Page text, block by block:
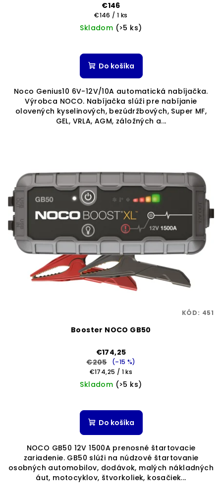
€146
Jednotková
cena:
€146 / 1 ks
Skladom (>5 ks)
Do košíka
Noco Genius10 6V-12V/10A automatická nabíjačka.
Výrobca NOCO. Nabíjačka slúži pre nabíjanie
olovených kyselinových, bezúdržbových, Super MF,
GEL, VRLA, AGM, záložných a...
Booster NOCO GB50
€174,25
€205
(–15 %)
Jednotková
cena:
€174,25 / 1 ks
Skladom (>5 ks)
hodnotenie
produktu
z
5
hviezdičiek.
Do košíka
NOCO GB50 12V 1500A prenosné štartovacie
zariadenie. GB50 slúži na núdzové štartovanie
osobných automobilov, dodávok, malých nákladných
áut, motocyklov, štvorkoliek, kosačiek...
KÓD: 451